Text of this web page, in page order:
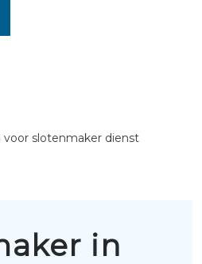
voor slotenmaker dienst
in